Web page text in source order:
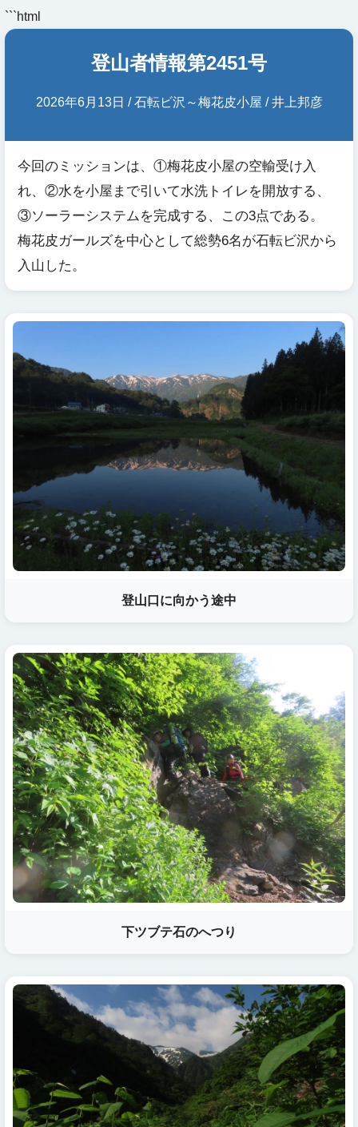
```html
登山者情報第2451号
2026年6月13日 / 石転ビ沢～梅花皮小屋 / 井上邦彦
今回のミッションは、①梅花皮小屋の空輸受け入
れ、②水を小屋まで引いて水洗トイレを開放する、
③ソーラーシステムを完成する、この3点である。
梅花皮ガールズを中心として総勢6名が石転ビ沢から
入山した。
登山口に向かう途中
下ツブテ石のへつり